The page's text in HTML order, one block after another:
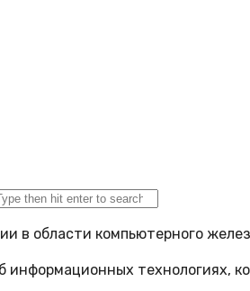
в области компьютерного
информационных технологиях,